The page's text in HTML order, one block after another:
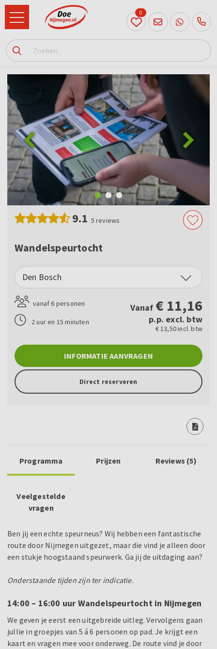
024
204
20 31
0
9.1 5 reviews
Wandelspeurtocht
Den Bosch
vanaf 6 personen
2 uur en 15 minuten
Vanaf € 11,16
p.p. excl. btw
€ 13,50 incl. btw
INFORMATIE AANVRAGEN
Direct reserveren
Programma Prijzen Reviews (5)
Veelgestelde
vragen
Ben jij een echte speurneus? Wij hebben een fantastische
route door Nijmegen uitgezet, maar die vind je alleen door
een stukje hoogstaand speurwerk. Ga jij de uitdaging aan?
Onderstaande tijden zijn ter indicatie.
14:00 – 16:00 uur Wandelspeurtocht in Nijmegen
We geven je eerst een uitgebreide uitleg. Vervolgens gaan
jullie in groepjes van 5 á 6 personen op pad. Je krijgt een
kaart en vragen mee voor onderweg. De route vind je door